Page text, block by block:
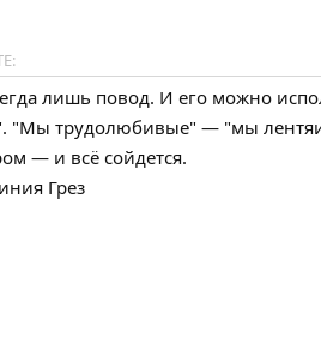
лишь повод. И его можно
"Мы трудолюбивые" — "мы
— и всё сойдется.
Грез